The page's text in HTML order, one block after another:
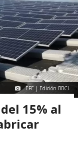
EFE | Edición BBCL
15% al